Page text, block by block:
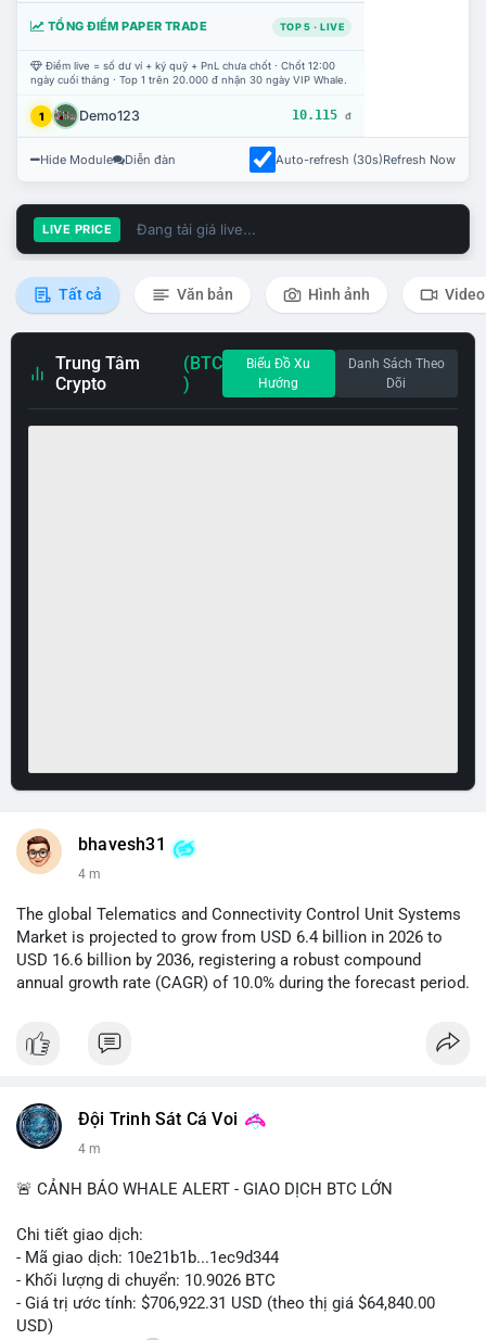
TỔNG ĐIỂM PAPER TRADE TOP 5 · LIVE
Điểm live = số dư ví + ký quỹ + PnL chưa chốt · Chốt 12:00
ngày cuối tháng · Top 1 trên 20.000 đ nhận 30 ngày VIP Whale.
1 Demo123 10.115 đ
Hide Module Diễn đàn Auto-refresh (30s)Refresh Now
LIVE PRICE Đang tải giá live...
Tất cả Văn bản Hình ảnh Video
Trung Tâm
Crypto
(BTC
)
Biểu Đồ Xu
Hướng
Danh Sách Theo
Dõi
bhavesh31
4 m
The global Telematics and Connectivity Control Unit Systems
Market is projected to grow from USD 6.4 billion in 2026 to
USD 16.6 billion by 2036, registering a robust compound
annual growth rate (CAGR) of 10.0% during the forecast period.
Đội Trinh Sát Cá Voi
4 m
🚨 CẢNH BÁO WHALE ALERT - GIAO DỊCH BTC LỚN
Chi tiết giao dịch:
- Mã giao dịch: 10e21b1b...1ec9d344
- Khối lượng di chuyển: 10.9026 BTC
- Giá trị ước tính: $706,922.31 USD (theo thị giá $64,840.00
USD)